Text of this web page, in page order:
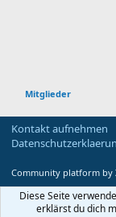
Mitglieder
Kontakt aufnehmen
Community platform by
Diese Seite
erklärst du dich